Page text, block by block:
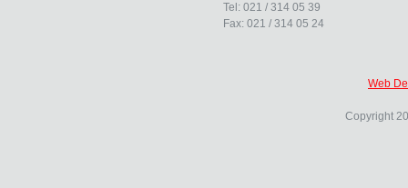
Tel: 021 / 314 05 39
Fax: 021 / 314 05 24
Web
Copyright